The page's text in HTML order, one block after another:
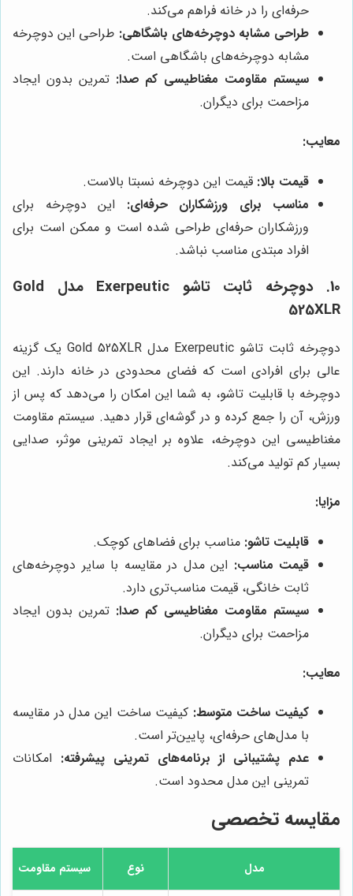
حرفه‌ای را در خانه فراهم می‌کند.
طراحی مشابه دوچرخه‌های باشگاهی: طراحی این دوچرخه
مشابه دوچرخه‌های باشگاهی است.
سیستم مقاومت مغناطیسی کم صدا: تمرین بدون ایجاد
مزاحمت برای دیگران.
معایب:
قیمت بالا: قیمت این دوچرخه نسبتا بالاست.
مناسب برای ورزشکاران حرفه‌ای: این دوچرخه برای
ورزشکاران حرفه‌ای طراحی شده است و ممکن است برای
افراد مبتدی مناسب نباشد.
10. دوچرخه ثابت تاشو Exerpeutic مدل Gold
525XLR
دوچرخه ثابت تاشو Exerpeutic مدل Gold 525XLR یک گزینه
عالی برای افرادی است که فضای محدودی در خانه دارند. این
دوچرخه با قابلیت تاشو، به شما این امکان را می‌دهد که پس از
ورزش، آن را جمع کرده و در گوشه‌ای قرار دهید. سیستم مقاومت
مغناطیسی این دوچرخه، علاوه بر ایجاد تمرینی موثر، صدایی
بسیار کم تولید می‌کند.
مزایا:
قابلیت تاشو: مناسب برای فضاهای کوچک.
قیمت مناسب: این مدل در مقایسه با سایر دوچرخه‌های
ثابت خانگی، قیمت مناسب‌تری دارد.
سیستم مقاومت مغناطیسی کم صدا: تمرین بدون ایجاد
مزاحمت برای دیگران.
معایب:
کیفیت ساخت متوسط: کیفیت ساخت این مدل در مقایسه
با مدل‌های حرفه‌ای، پایین‌تر است.
عدم پشتیبانی از برنامه‌های تمرینی پیشرفته: امکانات
تمرینی این مدل محدود است.
مقایسه تخصصی
مدل نوع سیستم مقاومت